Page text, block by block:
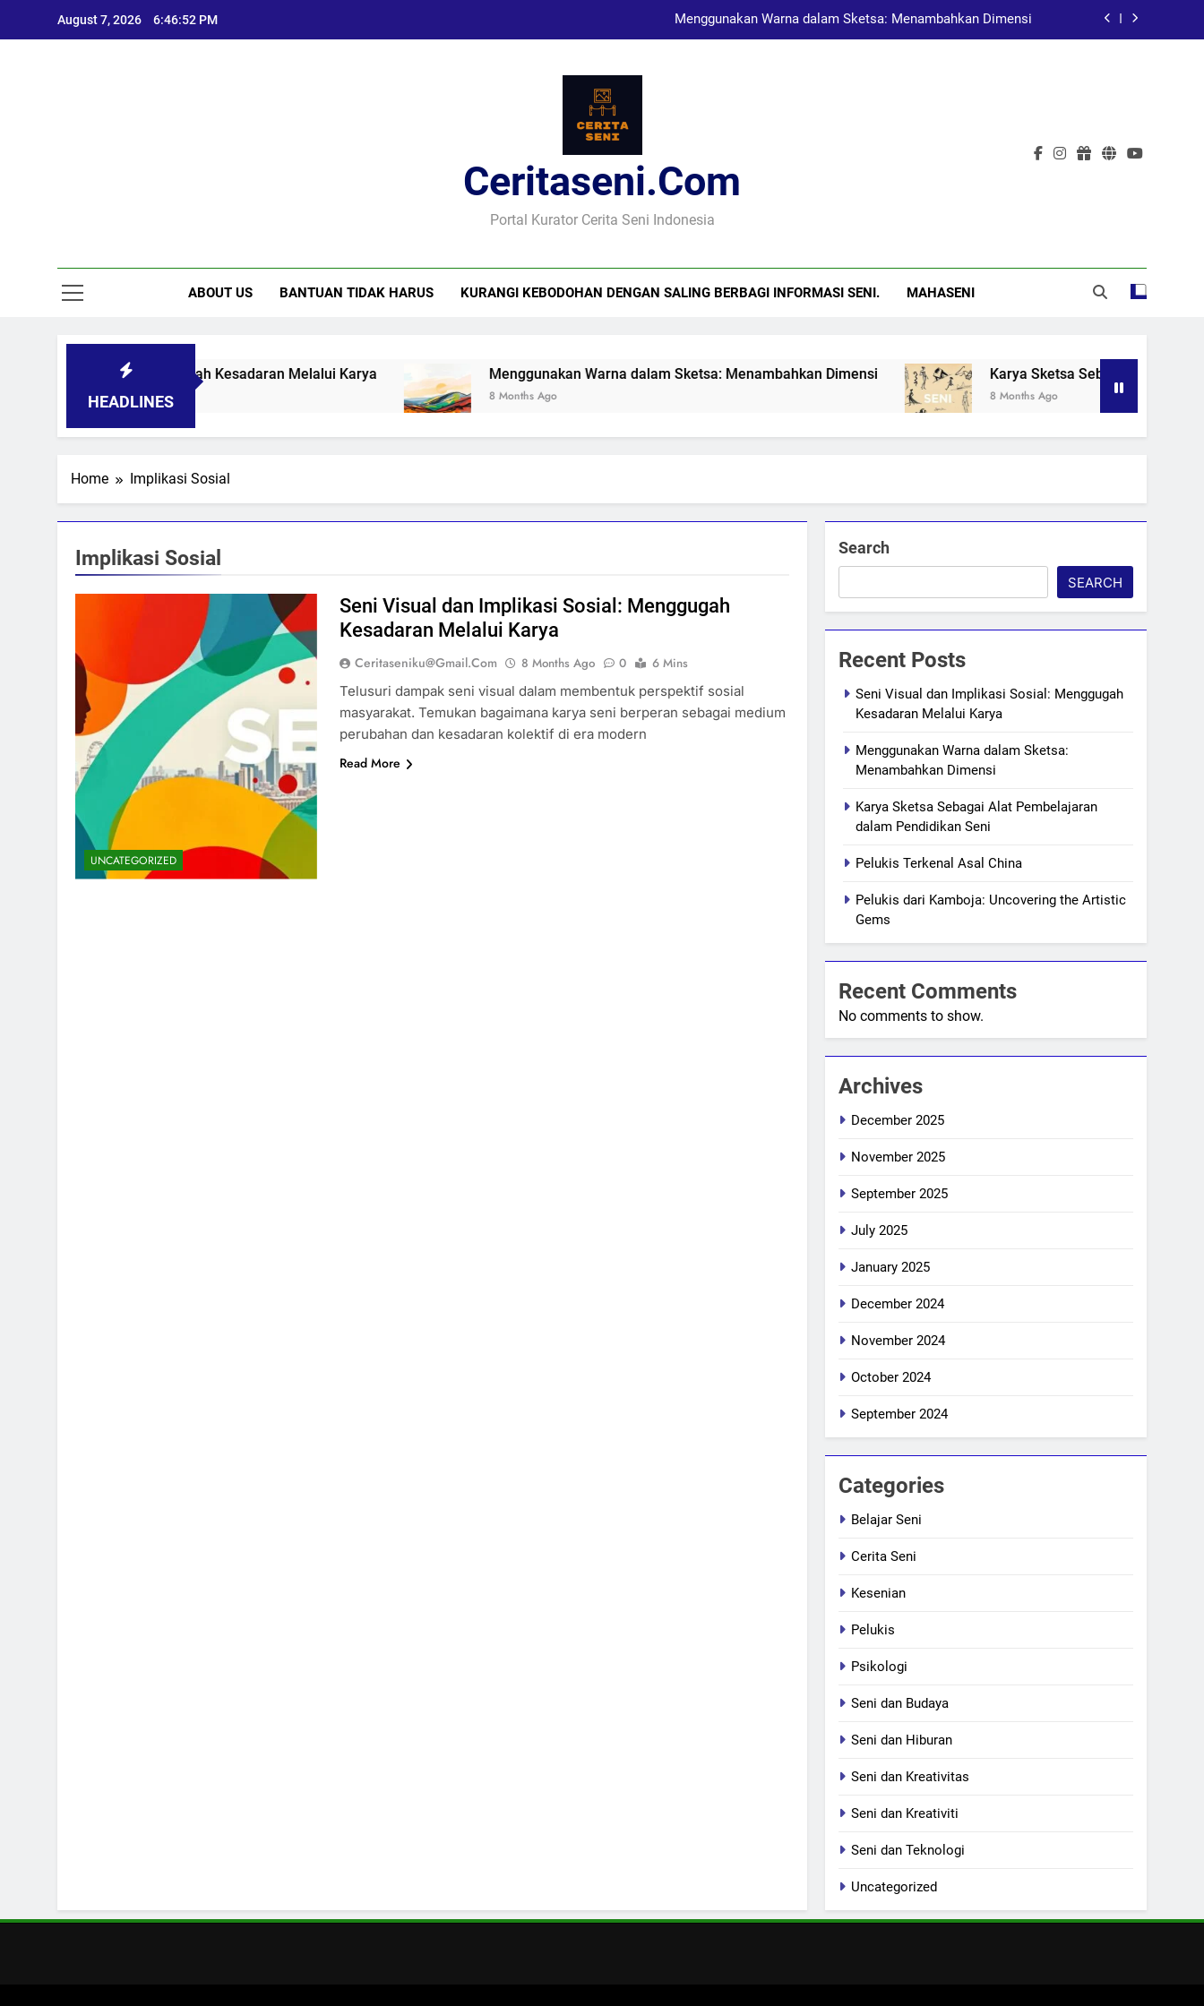
August 7, 2026 6:46:52 PM Menggunakan Warna dalam Sketsa: Menambahkan Dimensi
Seni Visual dan Implikasi Sosial: Menggugah Kesadaran Melalui Karya
Menggunakan Warna dalam Sketsa: Menambahkan Dimensi
Karya Sketsa Sebagai Alat Pembelajaran dalam Pendidikan Seni
Ceritaseni.com
Portal Kurator Cerita Seni Indonesia
ABOUT US BANTUAN TIDAK HARUS KURANGI KEBODOHAN DENGAN SALING BERBAGI INFORMASI SENI. MAHASENI
HEADLINES
Sosial: Menggugah Kesadaran Melalui Karya Menggunakan Warna dalam Sketsa: Menambahkan Dimensi
8 Months Ago
Karya Sketsa Sebagai Alat
8 Months Ago
Home Implikasi Sosial
Implikasi Sosial
UNCATEGORIZED
Seni Visual dan Implikasi Sosial: Menggugah
Kesadaran Melalui Karya
Ceritaseniku@gmail.com 8 Months Ago 0
6 Mins
Telusuri dampak seni visual dalam membentuk perspektif sosial
masyarakat. Temukan bagaimana karya seni berperan sebagai medium
perubahan dan kesadaran kolektif di era modern
Read More
Search
SEARCH
Recent Posts
Seni Visual dan Implikasi Sosial: Menggugah
Kesadaran Melalui Karya
Menggunakan Warna dalam Sketsa:
Menambahkan Dimensi
Karya Sketsa Sebagai Alat Pembelajaran
dalam Pendidikan Seni
Pelukis Terkenal Asal China
Pelukis dari Kamboja: Uncovering the Artistic
Gems
Recent Comments
No comments to show.
Archives
December 2025
November 2025
September 2025
July 2025
January 2025
December 2024
November 2024
October 2024
September 2024
Categories
Belajar Seni
Cerita Seni
Kesenian
Pelukis
Psikologi
Seni dan Budaya
Seni dan Hiburan
Seni dan Kreativitas
Seni dan Kreativiti
Seni dan Teknologi
Uncategorized